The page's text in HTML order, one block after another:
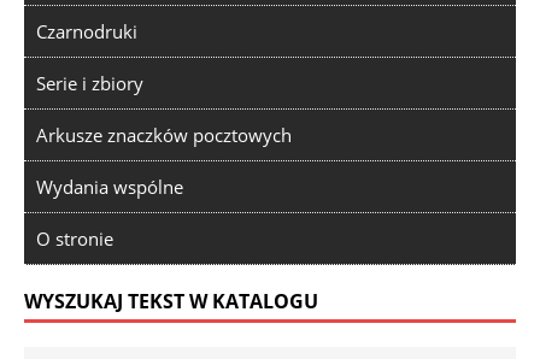
Czarnodruki
Serie i zbiory
Arkusze znaczków pocztowych
Wydania wspólne
O stronie
WYSZUKAJ TEKST W KATALOGU